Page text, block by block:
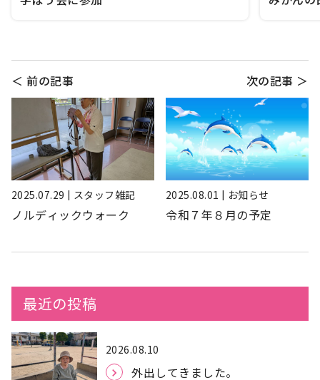
＜ 前の記事
2025.07.29 | スタッフ雑記
ノルディックウォーク
次の記事 ＞
2025.08.01 | お知らせ
令和７年８月の予定
最近の投稿
2026.08.10
外出してきました。